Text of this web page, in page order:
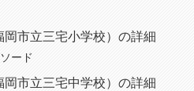
市立三宅小学校）の詳細
ード
市立三宅中学校）の詳細